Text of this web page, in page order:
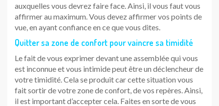
auxquelles vous devrez faire face. Ainsi, il vous faut vous
affirmer au maximum. Vous devez affirmer vos points de
vue, en ayant confiance en ce que vous dites.
Quitter sa zone de confort pour vaincre sa timidité
Le fait de vous exprimer devant une assemblée qui vous
est inconnue et vous intimide peut être un déclencheur de
votre timidité. Cela se produit car cette situation vous
fait sortir de votre zone de confort, de vos repères. Ainsi,
il est important d’accepter cela. Faites en sorte de vous